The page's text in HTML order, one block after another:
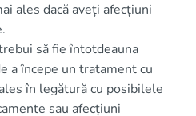
ales dacă aveți afecțiuni
să fie întotdeauna
a începe un tratament cu
în legătură cu posibilele
sau afecțiuni